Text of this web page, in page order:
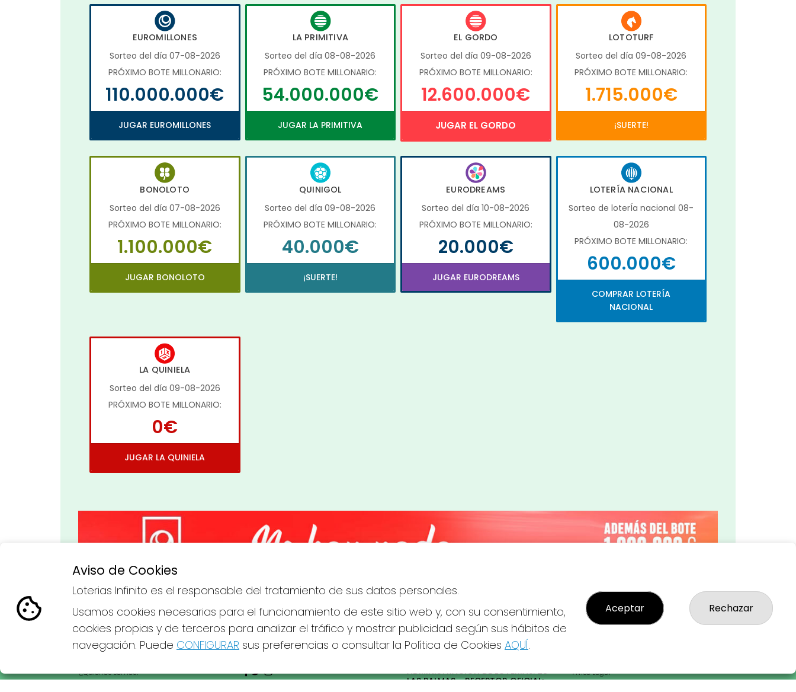
EUROMILLONES
Sorteo del día 07-08-2026
PRÓXIMO BOTE MILLONARIO:
110.000.000€
JUGAR EUROMILLONES
LA PRIMITIVA
Sorteo del día 08-08-2026
PRÓXIMO BOTE MILLONARIO:
54.000.000€
JUGAR LA PRIMITIVA
EL GORDO
Sorteo del día 09-08-2026
PRÓXIMO BOTE MILLONARIO:
12.600.000€
JUGAR EL GORDO
LOTOTURF
Sorteo del día 09-08-2026
PRÓXIMO BOTE MILLONARIO:
1.715.000€
¡SUERTE!
BONOLOTO
Sorteo del día 07-08-2026
PRÓXIMO BOTE MILLONARIO:
1.100.000€
JUGAR BONOLOTO
QUINIGOL
Sorteo del día 09-08-2026
PRÓXIMO BOTE MILLONARIO:
40.000€
¡SUERTE!
EURODREAMS
Sorteo del día 10-08-2026
PRÓXIMO BOTE MILLONARIO:
20.000€
JUGAR EURODREAMS
LOTERÍA NACIONAL
Sorteo de loterÍa nacional 08-
08-2026
PRÓXIMO BOTE MILLONARIO:
600.000€
COMPRAR LOTERÍA
NACIONAL
LA QUINIELA
Sorteo del día 09-08-2026
PRÓXIMO BOTE MILLONARIO:
0€
JUGAR LA QUINIELA
Imagen anterior
LOTERIAS INFINITO
¿Quiénes somos?
REDES SOCIALES
ADMINISTRACION DE LOTERIAS: 28-
LAS PALMAS - RECEPTOR OFICIAL:
Aviso Legal
Aviso de Cookies
Loterias Infinito es el responsable del tratamiento de sus datos personales.
Usamos cookies necesarias para el funcionamiento de este sitio web y, con su consentimiento,
cookies propias y de terceros para analizar el tráfico y mostrar publicidad según sus hábitos de
navegación. Puede CONFIGURAR sus preferencias o consultar la Política de Cookies AQUÍ.
Aceptar Rechazar